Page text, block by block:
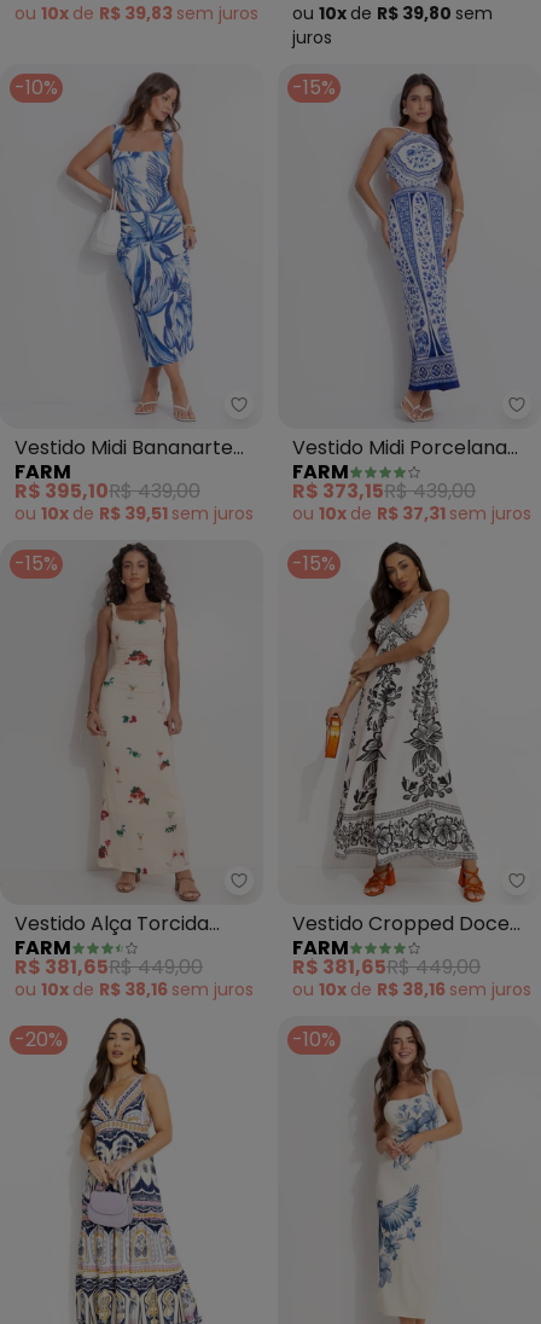
ou 10x de R$ 39,83 sem juros ou 10x de R$ 39,80 sem
juros
-10%
Farm - Vestido Midi Bananarte
Vestido Midi Bananarte
(Off White)
FARM
R$ 395,10R$ 439,00
ou 10x de R$ 39,51 sem juros
-15%
Vestido Midi Porcelana
(Off White)
FARM
R$ 373,15R$ 439,00
ou 10x de R$ 37,31 sem juros
-15%
Farm - Vestido Alça Torcida
Vestido Alça Torcida
Coquetel Tropical (Bege)
FARM
R$ 381,65R$ 449,00
ou 10x de R$ 38,16 sem juros
-15%
Vestido Cropped Doce
Caminho (Off White)
FARM
R$ 381,65R$ 449,00
ou 10x de R$ 38,16 sem juros
-20% -10%